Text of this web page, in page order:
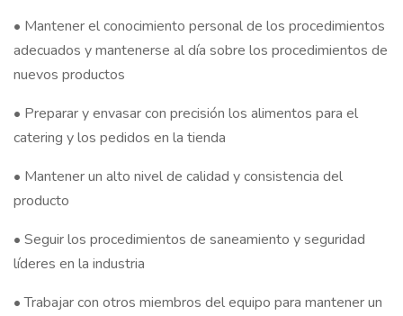
• Mantener el conocimiento personal de los procedimientos
adecuados y mantenerse al día sobre los procedimientos de
nuevos productos
• Preparar y envasar con precisión los alimentos para el
catering y los pedidos en la tienda
• Mantener un alto nivel de calidad y consistencia del
producto
• Seguir los procedimientos de saneamiento y seguridad
líderes en la industria
• Trabajar con otros miembros del equipo para mantener un